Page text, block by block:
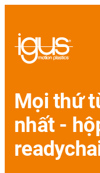
Mọi thứ
nhất -